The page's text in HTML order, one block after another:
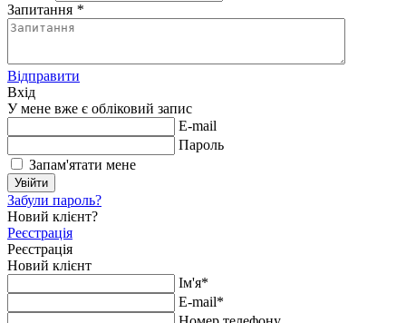
Запитання *
Відправити
Вхід
У мене вже є обліковий запис
E-mail
Пароль
Запам'ятати мене
Увійти
Забули пароль?
Новий клієнт?
Реєстрація
Реєстрація
Новий клієнт
Ім'я*
E-mail*